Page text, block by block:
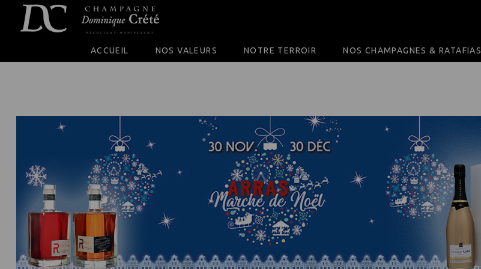
SKIP TO CONTENT
ACCUEIL NOS VALEURS NOTRE TERROIR NOS CHAMPAGNES & RATAFIAS